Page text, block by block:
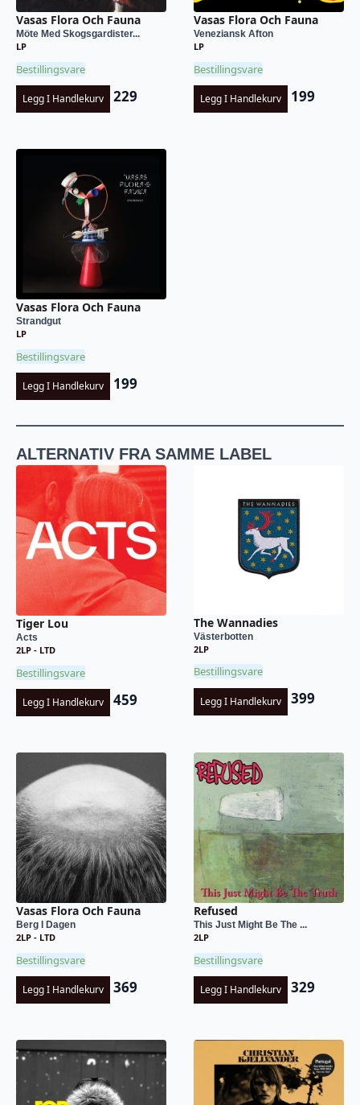
Vasas Flora Och Fauna
Möte Med Skogsgardister...
LP
Bestillingsvare
Legg I Handlekurv 229
Vasas Flora Och Fauna
Veneziansk Afton
LP
Bestillingsvare
Legg I Handlekurv 199
Vasas Flora Och Fauna
Strandgut
LP
Bestillingsvare
Legg I Handlekurv 199
ALTERNATIV FRA SAMME LABEL
Tiger Lou
Acts
2LP - LTD
Bestillingsvare
Legg I Handlekurv 459
The Wannadies
Västerbotten
2LP
Bestillingsvare
Legg I Handlekurv 399
Vasas Flora Och Fauna
Berg I Dagen
2LP - LTD
Bestillingsvare
Legg I Handlekurv 369
Refused
This Just Might Be The ...
2LP
Bestillingsvare
Legg I Handlekurv 329